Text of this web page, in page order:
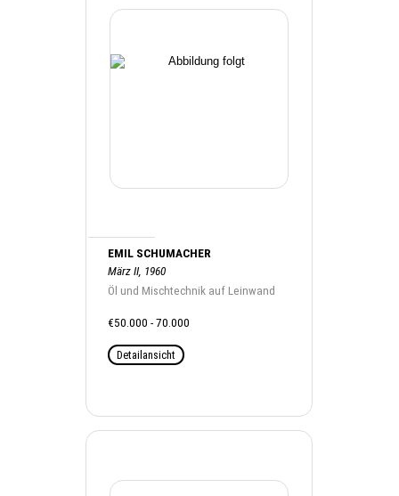
EMIL SCHUMACHER
März II, 1960
Öl und Mischtechnik auf Leinwand
€50.000 - 70.000
Detailansicht